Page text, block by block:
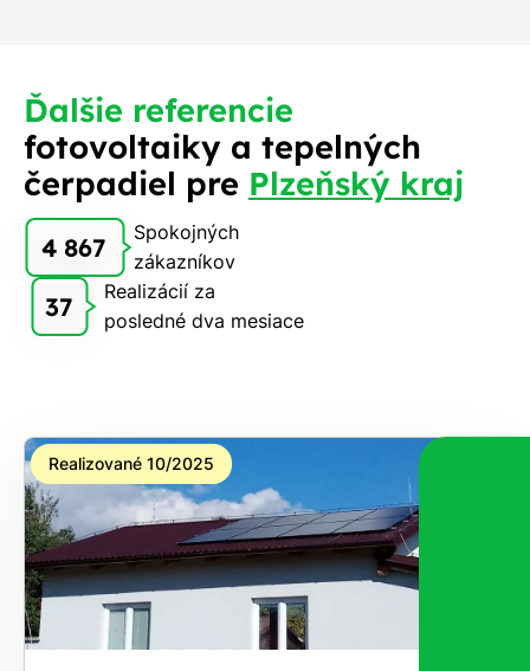
Ďalšie referencie
fotovoltaiky a tepelných
čerpadiel pre Plzeňský kraj
4 867
Spokojných
zákazníkov
37
Realizácií za
posledné dva mesiace
Realizované 10/2025